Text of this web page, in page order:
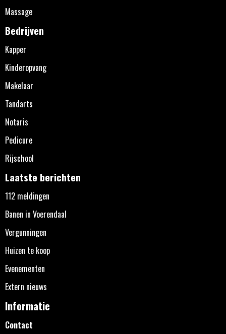
Massage
Bedrijven
Kapper
Kinderopvang
Makelaar
Tandarts
Notaris
Pedicure
Rijschool
Laatste berichten
112 meldingen
Banen in Voerendaal
Vergunningen
Huizen te koop
Evenementen
Extern nieuws
Informatie
Contact